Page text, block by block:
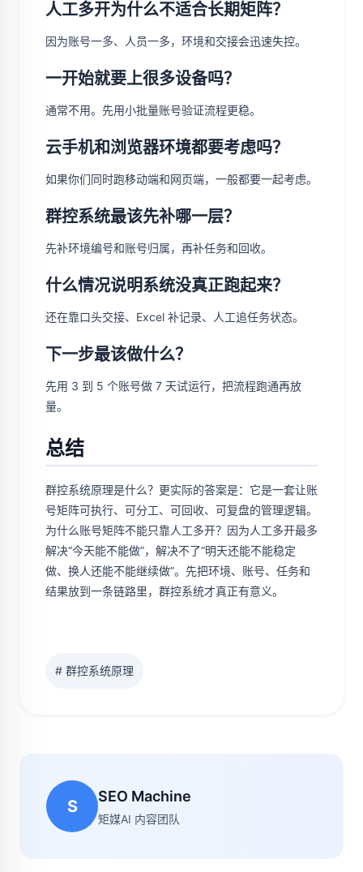
人工多开为什么不适合长期矩阵？
因为账号一多、人员一多，环境和交接会迅速失控。
一开始就要上很多设备吗？
通常不用。先用小批量账号验证流程更稳。
云手机和浏览器环境都要考虑吗？
如果你们同时跑移动端和网页端，一般都要一起考虑。
群控系统最该先补哪一层？
先补环境编号和账号归属，再补任务和回收。
什么情况说明系统没真正跑起来？
还在靠口头交接、Excel 补记录、人工追任务状态。
下一步最该做什么？
先用 3 到 5 个账号做 7 天试运行，把流程跑通再放
量。
总结
群控系统原理是什么？更实际的答案是：它是一套让账
号矩阵可执行、可分工、可回收、可复盘的管理逻辑。
为什么账号矩阵不能只靠人工多开？因为人工多开最多
解决“今天能不能做”，解决不了“明天还能不能稳定
做、换人还能不能继续做”。先把环境、账号、任务和
结果放到一条链路里，群控系统才真正有意义。
# 群控系统原理
S
SEO Machine
矩媒AI 内容团队